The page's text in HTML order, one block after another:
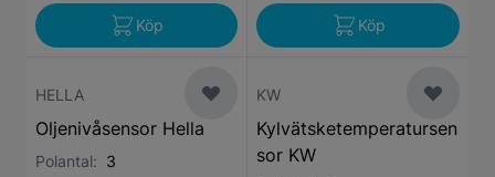
Köp Köp
HELLA
Oljenivåsensor Hella
Polantal: 3
KW
Kylvätsketemperatursen
sor KW